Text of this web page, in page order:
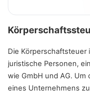
Die
juristische Personen,
wie GmbH und AG.
eines Unternehmens